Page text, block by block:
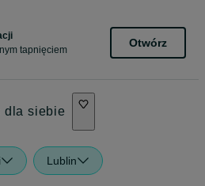
tapnięciem
Otwórz
dla siebie
Lublin